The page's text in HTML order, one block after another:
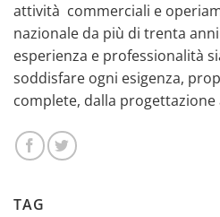
attività commerciali e
nazionale da più di trenta
esperienza e professionalità
soddisfare ogni esigenza,
complete, dalla progettazione
TAG